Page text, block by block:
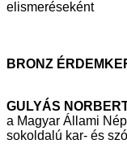
elismeréseként
BRONZ
GULYÁS
a Magyar Állami
sokoldalú kar- és